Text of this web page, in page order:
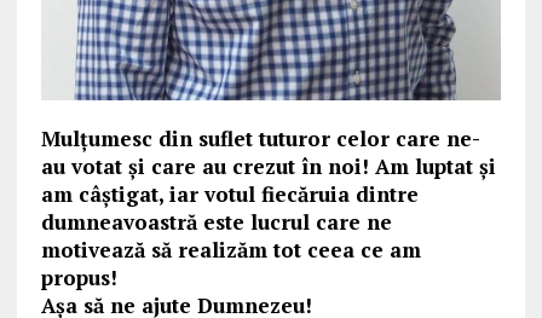
Mulțumesc din suflet tuturor celor care ne-
au votat şi care au crezut în noi! Am luptat şi
am câștigat, iar votul fiecăruia dintre
dumneavoastră este lucrul care ne
motivează să realizăm tot ceea ce am
propus!
Aşa să ne ajute Dumnezeu!